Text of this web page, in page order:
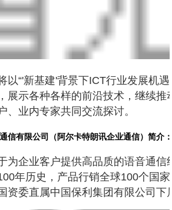
“'新基建'背景下ICT行业发展机遇
展示各种各样的前沿技术，继续
、业内专家共同交流探讨。
有限公司（阿尔卡特朗讯企业通信）简介
企业客户提供高品质的语音通信
年历史，产品行销全球100个国
资委直属中国保利集团有限公司